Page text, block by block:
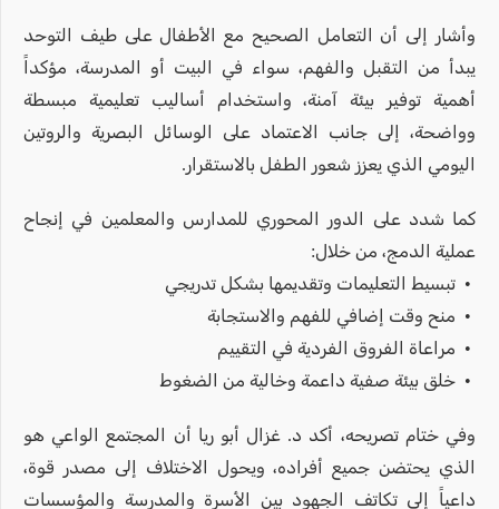
وأشار إلى أن التعامل الصحيح مع الأطفال على طيف التوحد
يبدأ من التقبل والفهم، سواء في البيت أو المدرسة، مؤكداً
أهمية توفير بيئة آمنة، واستخدام أساليب تعليمية مبسطة
وواضحة، إلى جانب الاعتماد على الوسائل البصرية والروتين
اليومي الذي يعزز شعور الطفل بالاستقرار.
كما شدد على الدور المحوري للمدارس والمعلمين في إنجاح
عملية الدمج، من خلال:
• تبسيط التعليمات وتقديمها بشكل تدريجي
• منح وقت إضافي للفهم والاستجابة
• مراعاة الفروق الفردية في التقييم
• خلق بيئة صفية داعمة وخالية من الضغوط
وفي ختام تصريحه، أكد د. غزال أبو ريا أن المجتمع الواعي هو
الذي يحتضن جميع أفراده، ويحول الاختلاف إلى مصدر قوة،
داعياً إلى تكاتف الجهود بين الأسرة والمدرسة والمؤسسات